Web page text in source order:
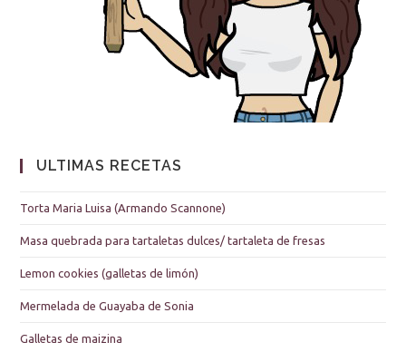
ULTIMAS RECETAS
Torta Maria Luisa (Armando Scannone)
Masa quebrada para tartaletas dulces/ tartaleta de fresas
Lemon cookies (galletas de limón)
Mermelada de Guayaba de Sonia
Galletas de maizina